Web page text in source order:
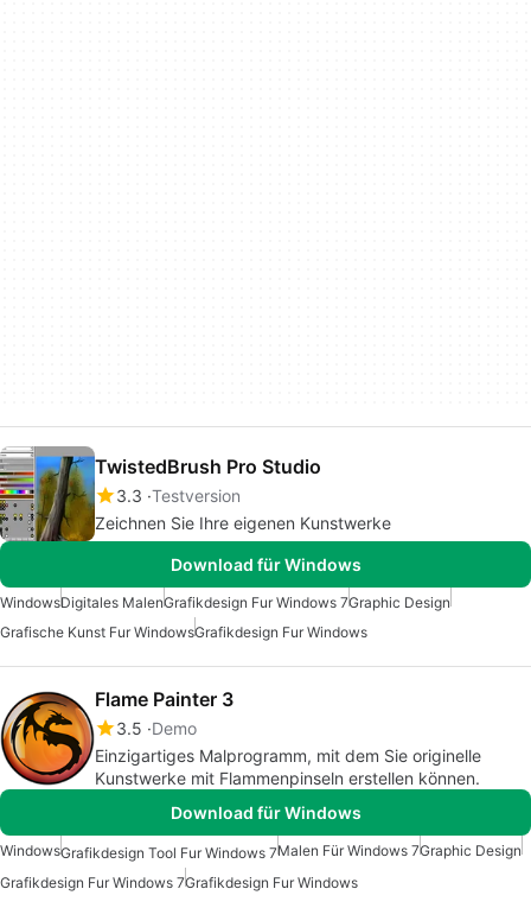
TwistedBrush Pro Studio
3.3 Testversion
Zeichnen Sie Ihre eigenen Kunstwerke
Download für Windows
WindowsDigitales MalenGrafikdesign Fur Windows 7Graphic Design
Grafische Kunst Fur WindowsGrafikdesign Fur Windows
Flame Painter 3
3.5 Demo
Einzigartiges Malprogramm, mit dem Sie originelle
Kunstwerke mit Flammenpinseln erstellen können.
Download für Windows
WindowsGrafikdesign Tool Fur Windows 7Malen Für Windows 7Graphic Design
Grafikdesign Fur Windows 7Grafikdesign Fur Windows